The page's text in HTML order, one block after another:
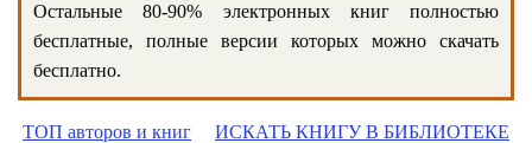
Остальные 80-90% электронных книг полностью
бесплатные, полные версии которых можно скачать
бесплатно.
ТОП авторов и книг ИСКАТЬ КНИГУ В БИБЛИОТЕКЕ